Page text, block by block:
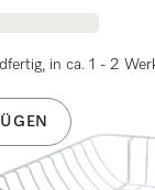
in ca. 1 - 2